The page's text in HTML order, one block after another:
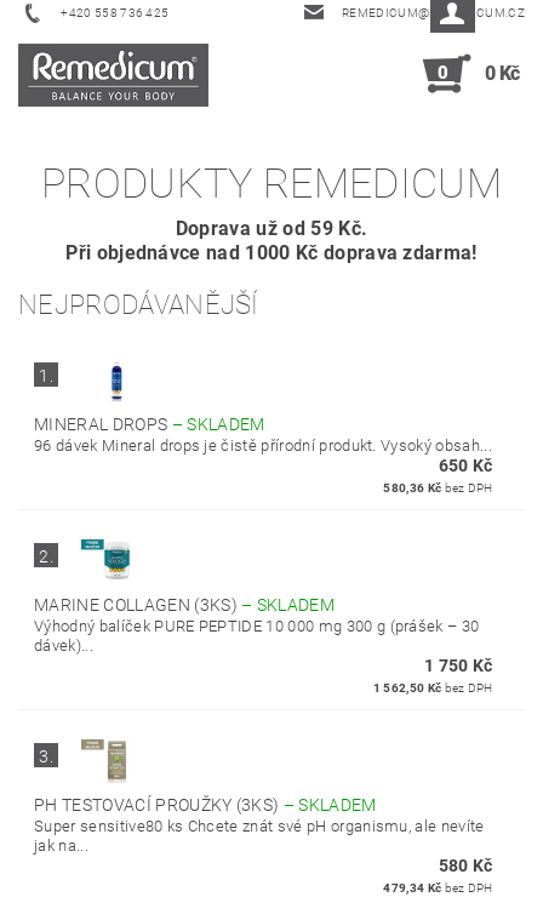
+420 558 736 425 REMEDICUM@REMEDICUM.CZ
0 0 Kč
PRODUKTY REMEDICUM
Doprava už od 59 Kč.
Při objednávce nad 1000 Kč doprava zdarma!
NEJPRODÁVANĚJŠÍ
1.
MINERAL DROPS –SKLADEM
96 dávek Mineral drops je čistě přírodní produkt. Vysoký obsah...
650 Kč
580,36 Kč bez DPH
2.
MARINE COLLAGEN (3KS) – SKLADEM
Výhodný balíček PURE PEPTIDE 10 000 mg 300 g (prášek – 30
dávek)...
1 750 Kč
1 562,50 Kč bez DPH
3.
PH TESTOVACÍ PROUŽKY (3KS) –SKLADEM
Super sensitive80 ks Chcete znát své pH organismu, ale nevíte
jak na...
580 Kč
479,34 Kč bez DPH